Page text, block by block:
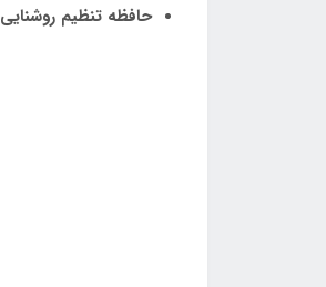
حافظه تنظیم روشنایی